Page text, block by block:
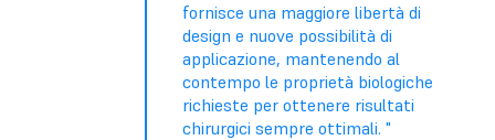
fornisce una maggiore libertà di
design e nuove possibilità di
applicazione, mantenendo al
contempo le proprietà biologiche
richieste per ottenere risultati
chirurgici sempre ottimali. "